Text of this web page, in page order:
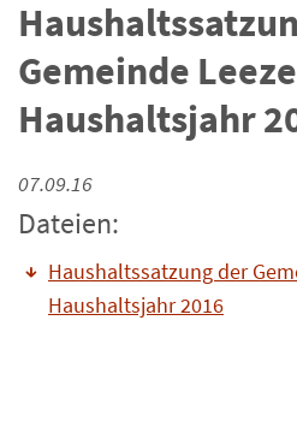
Gemeinde
Haushaltsjahr
07.09.16
Dateien:
Haushaltssatzung der
Haushaltsjahr 2016